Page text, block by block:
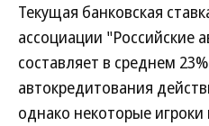
Текущая банковская
ассоциации "Российские
составляет в среднем
автокредитования
однако некоторые